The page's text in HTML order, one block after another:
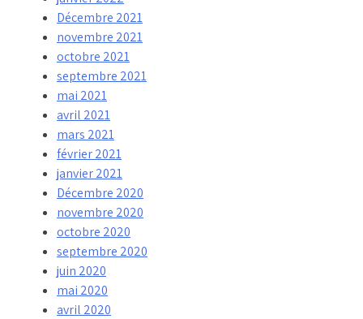
Décembre 2021
novembre 2021
octobre 2021
septembre 2021
mai 2021
avril 2021
mars 2021
février 2021
janvier 2021
Décembre 2020
novembre 2020
octobre 2020
septembre 2020
juin 2020
mai 2020
avril 2020